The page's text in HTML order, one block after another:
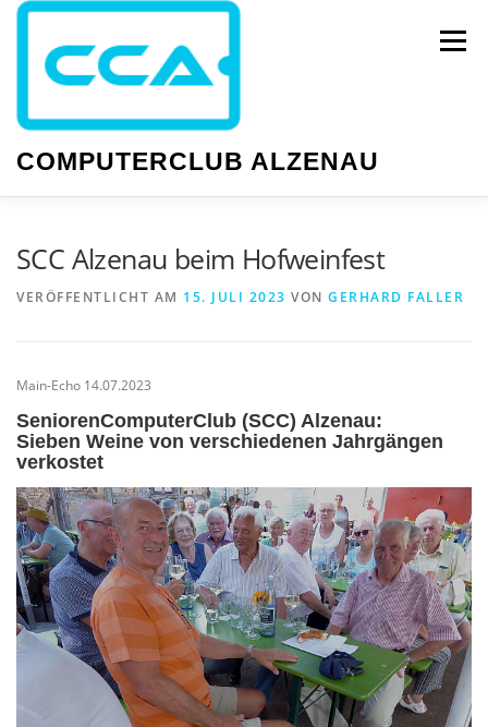
Zum
springen
COMPUTERCLUB ALZENAU
Menü
SCC Alzenau beim Hofweinfest
VERÖFFENTLICHT AM 15. JULI 2023 VON GERHARD FALLER
Main-Echo 14.07.2023
SeniorenComputerClub (SCC) Alzenau:
Sieben Weine von verschiedenen Jahrgängen
verkostet